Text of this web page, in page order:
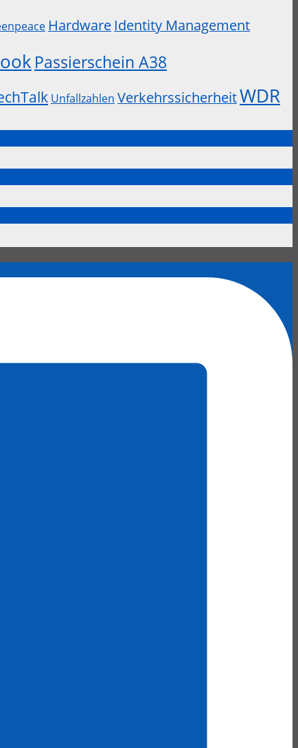
Hardware Identity Management
Passierschein A38
Unfallzahlen VerkehrssicherheitWDR